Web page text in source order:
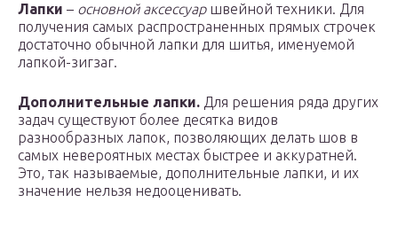
Лапки – основной аксессуаршвейной техники. Для
получения самых распространенных прямых строчек
достаточно обычной лапки для шитья, именуемой
лапкой-зигзаг.
Дополнительные лапки. Для решения ряда других
задач существуют более десятка видов
разнообразных лапок, позволяющих делать шов в
самых невероятных местах быстрее и аккуратней.
Это, так называемые, дополнительные лапки, и их
значение нельзя недооценивать.